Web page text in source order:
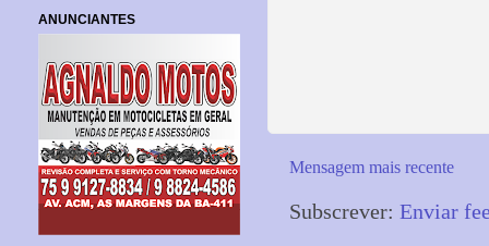
Mensagem mais recente
Subscrever: Enviar
ANUNCIANTES